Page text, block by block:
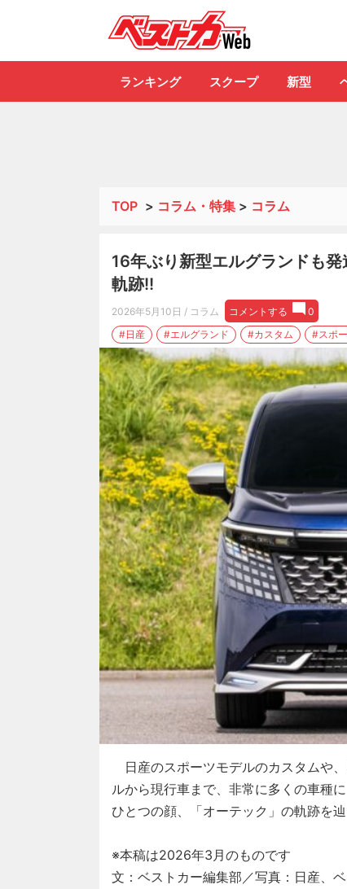
ランキング スクープ 新型
TOP > コラム・特集 > コラム
16年ぶり新型エルグランドも
軌跡!!
2026年5月10日 / コラム コメントする
0
#日産
#エルグランド #カスタム #スポ
日産のスポーツモデルのカスタムや
ルから現行車まで、非常に多くの車種
ひとつの顔、「オーテック」の軌跡を辿
※本稿は2026年3月のものです
文：ベストカー編集部／写真：日産、